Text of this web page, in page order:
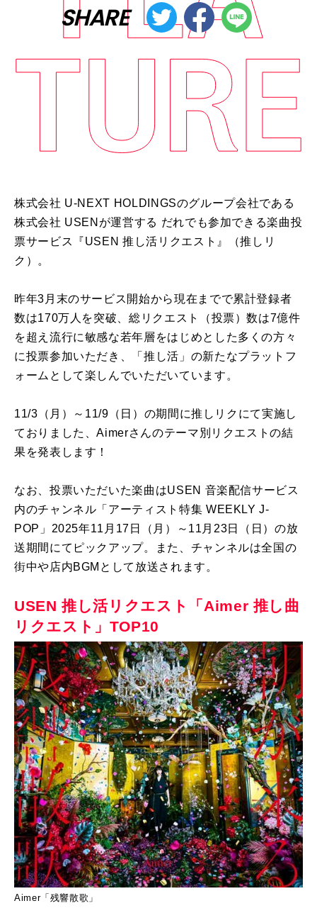
SHARE
株式会社 U-NEXT HOLDINGSのグループ会社である
株式会社 USEN が運営する だれでも参加できる楽曲投
票サービス『USEN推し活リクエスト』（推しリ
ク）。
昨年3 月末のサービス開始から現在までで累計登録者
数は170万人を突破、総リクエスト（投票）数は7億件
を超え流行に敏感な若年層をはじめとした多くの方々
に投票参加いただき、「推し活」の新たなプラットフ
ォームとして楽しんでいただいています。
11/3 （月）～ 11/9 （日）の期間に推しリクにて実施し
ておりました、Aimerさんのテーマ別リクエストの結
果を発表します！
なお、投票いただいた楽曲はUSEN 音楽配信サービス
内のチャンネル「アーティスト特集 WEEKLY J-
POP」2025年11月17日（月）～11月23日（日）の放
送期間にてピックアップ。また、チャンネルは全国の
街中や店内BGMとして放送されます。
USEN 推し活リクエスト「Aimer 推し曲
リクエスト」TOP10
Aimer「残響散歌」